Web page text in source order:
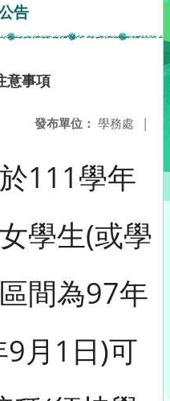
告
意事項
發布單位： 學務處 |
111學年
學生(或學
間為97年
月1日)可